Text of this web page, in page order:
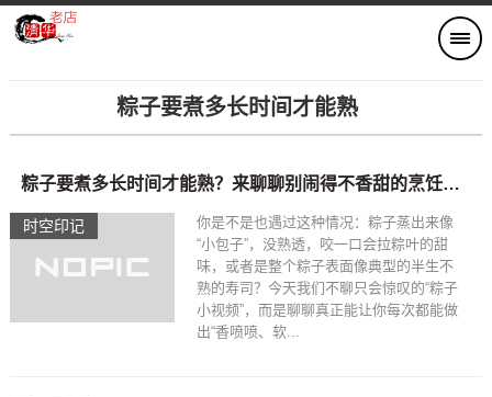
粽子要煮多长时间才能熟
时空印记​
粽子要煮多长时间才能熟？来聊聊别闹得不香甜的烹饪日记
你是不是也遇过这种情况：粽子蒸出来像
“小包子”，没熟透，咬一口会拉粽叶的甜
味，或者是整个粽子表面像典型的半生不
熟的寿司？今天我们不聊只会惊叹的“粽子
小视频”，而是聊聊真正能让你每次都能做
出“香喷喷、软...